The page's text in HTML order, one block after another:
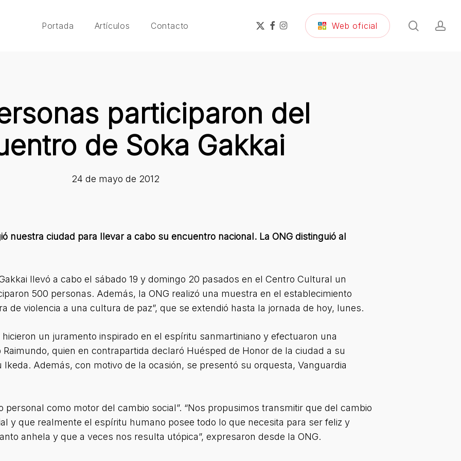
Portada Artículos Contacto
x-
twitter
facebook
instagram Web oficial search
participaron del
de Soka Gakkai
24 de mayo de 2012
nuestra ciudad para llevar a cabo su encuentro nacional. La ONG distinguió al
llevó a cabo el sábado 19 y domingo 20 pasados en el Centro Cultural un
500 personas. Además, la ONG realizó una muestra en el establecimiento
de violencia a una cultura de paz”, que se extendió hasta la jornada de hoy, lunes.
un juramento inspirado en el espíritu sanmartiniano y efectuaron una
quien en contrapartida declaró Huésped de Honor de la ciudad a su
Ikeda. Además, con motivo de la ocasión, se presentó su orquesta, Vanguardia
personal como motor del cambio social”. “Nos propusimos transmitir que del cambio
y que realmente el espíritu humano posee todo lo que necesita para ser feliz y
anhela y que a veces nos resulta utópica”, expresaron desde la ONG.